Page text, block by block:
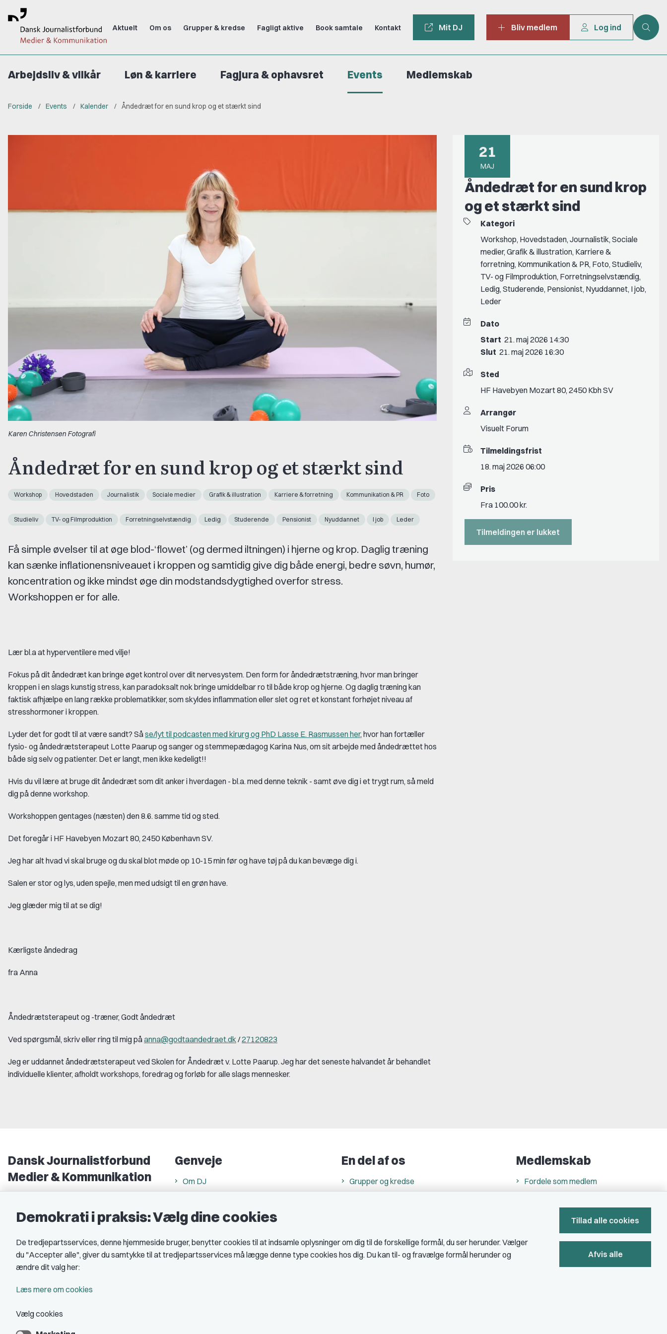
Aktuelt Om os Grupper & kredse Fagligt aktive Book samtale Kontakt Mit DJ Bliv medlem Log ind
Arbejdsliv & vilkår Løn & karriere Fagjura & ophavsret Events Medlemskab
Forside Events Kalender Åndedræt for en sund krop og et stærkt sind
Karen Christensen Fotografi
Åndedræt for en sund krop og et stærkt sind
Workshop Hovedstaden Journalistik Sociale medier Grafik & illustration Karriere & forretning Kommunikation & PR Foto
Studieliv TV- og Filmproduktion Forretningselvstændig Ledig Studerende Pensionist Nyuddannet I job Leder
Få simple øvelser til at øge blod-‘flowet’ (og dermed iltningen) i hjerne og krop. Daglig træning
kan sænke inflationensniveauet i kroppen og samtidig give dig både energi, bedre søvn, humør,
koncentration og ikke mindst øge din modstandsdygtighed overfor stress.
Workshoppen er for alle.
Lær bl.a at hyperventilere med vilje!
Fokus på dit åndedræt kan bringe øget kontrol over dit nervesystem. Den form for åndedrætstræning, hvor man bringer
kroppen i en slags kunstig stress, kan paradoksalt nok bringe umiddelbar ro til både krop og hjerne. Og daglig træning kan
faktisk afhjælpe en lang række problematikker, som skyldes inflammation eller slet og ret et konstant forhøjet niveau af
stresshormoner i kroppen.
Lyder det for godt til at være sandt? Såse/lyt til podcasten med kirurg og PhD Lasse E. Rasmussen her, hvor han fortæller
fysio- og åndedrætsterapeut Lotte Paarup og sanger og stemmepædagog Karina Nus, om sit arbejde med åndedrættet hos
både sig selv og patienter. Det er langt, men ikke kedeligt!!
Hvis du vil lære at bruge dit åndedræt som dit anker i hverdagen - bl.a. med denne teknik - samt øve dig i et trygt rum, så meld
dig på denne workshop.
Workshoppen gentages (næsten) den 8.6. samme tid og sted.
Det foregår i HF Havebyen Mozart 80, 2450 København SV.
Jeg har alt hvad vi skal bruge og du skal blot møde op 10-15 min før og have tøj på du kan bevæge dig i.
Salen er stor og lys, uden spejle, men med udsigt til en grøn have.
Jeg glæder mig til at se dig!
Kærligste åndedrag
fra Anna
Åndedrætsterapeut og -træner, Godt åndedræt
Ved spørgsmål, skriv eller ring til mig påanna@godtaandedraet.dk/27120823
Jeg er uddannet åndedrætsterapeut ved Skolen for Åndedræt v. Lotte Paarup. Jeg har det seneste halvandet år behandlet
individuelle klienter, afholdt workshops, foredrag og forløb for alle slags mennesker.
21
MAJ
Åndedræt for en sund krop
og et stærkt sind
Kategori
Workshop, Hovedstaden,Journalistik,Sociale
medier,Grafik & illustration, Karriere &
forretning, Kommunikation & PR, Foto,Studieliv,
TV- og Filmproduktion, Forretningselvstændig,
Ledig,Studerende, Pensionist, Nyuddannet, I job,
Leder
Dato
Start 21. maj 2026 14:30
Slut 21. maj 2026 16:30
Sted
HF Havebyen Mozart 80, 2450 Kbh SV
Arrangør
Visuelt Forum
Tilmeldingsfrist
18. maj 2026 06:00
Pris
Fra 100.00 kr.
Tilmeldingen er lukket
Dansk Journalistforbund
Medier & Kommunikation
EAN nr.: 5790002490071
Kontakt DJ
Genveje
Om DJ
Find freelancer
Rettighedsmidler hos DJ
En del af os
Grupper og kredse
Medlemskab
Fordele som medlem
Bliv medlem
Demokrati i praksis: Vælg dine cookies
De tredjepartsservices, denne hjemmeside bruger, benytter cookies til at indsamle oplysninger om dig til de forskellige formål, du ser herunder. Vælger
du "Accepter alle", giver du samtykke til at tredjepartsservices må lægge denne type cookies hos dig. Du kan til- og fravælge formål herunder og
ændre dit valg her:
Læs mere om cookies
Vælg cookies
Tillad alle cookies
Afvis alle